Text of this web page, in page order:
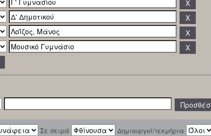
Σε σειρά Δημιουργοί/τεκμήρια